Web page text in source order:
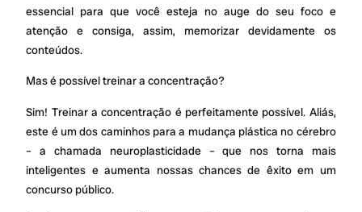
essencial para que você esteja no auge do seu foco e
atenção e consiga, assim, memorizar devidamente os
conteúdos.
Mas é possível treinar a concentração?
Sim! Treinar a concentração é perfeitamente possível. Aliás,
este é um dos caminhos para a mudança plástica no cérebro
– a chamada neuroplasticidade – que nos torna mais
inteligentes e aumenta nossas chances de êxito em um
concurso público.